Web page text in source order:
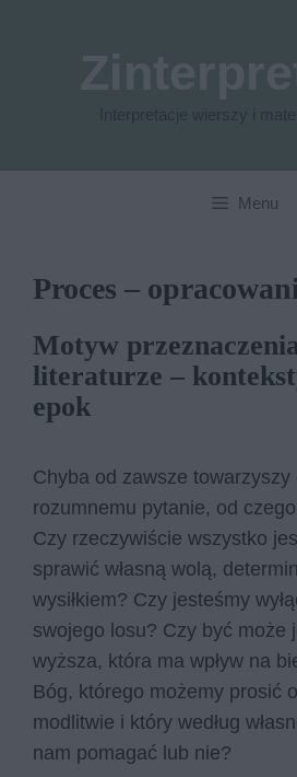
Menu
Proces –
Motyw
literaturze –
epok
Chyba od zawsze towarzyszy
rozumnemu pytanie, od
Czy rzeczywiście wszystko
sprawić własną wolą,
wysiłkiem? Czy jesteśmy
swojego losu? Czy być może
wyższa, która ma wpływ na
Bóg, którego możemy prosić
modlitwie i który według
nam pomagać lub nie?